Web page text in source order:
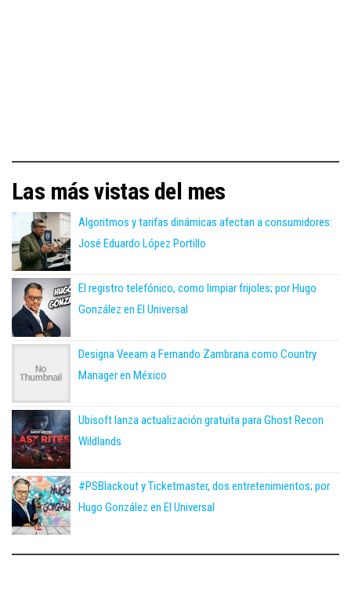
Las más vistas del mes
Algoritmos y tarifas dinámicas afectan a consumidores:
José Eduardo López Portillo
El registro telefónico, como limpiar frijoles; por Hugo
González en El Universal
Designa Veeam a Fernando Zambrana como Country
Manager en México
Ubisoft lanza actualización gratuita para Ghost Recon
Wildlands
#PSBlackout y Ticketmaster, dos entretenimientos; por
Hugo González en El Universal